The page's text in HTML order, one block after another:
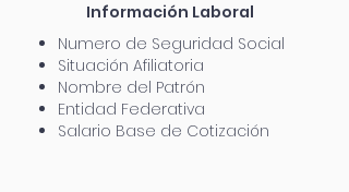
Información Laboral
Numero de Seguridad Social
Situación Afiliatoria
Nombre del Patrón
Entidad Federativa
Salario Base de Cotización